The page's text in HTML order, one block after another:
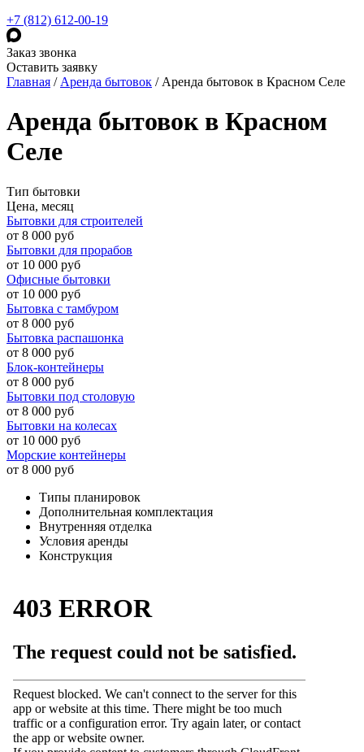
+7 (812) 612-00-19
Заказ звонка
Оставить заявку
Главная / Аренда бытовок / Аренда бытовок в Красном Селе
Аренда бытовок в Красном
Селе
Тип бытовки
Цена, месяц
Бытовки для строителей
от 8 000 руб
Бытовки для прорабов
от 10 000 руб
Офисные бытовки
от 10 000 руб
Бытовка с тамбуром
от 8 000 руб
Бытовка распашонка
от 8 000 руб
Блок-контейнеры
от 8 000 руб
Бытовки под столовую
от 8 000 руб
Бытовки на колесах
от 10 000 руб
Морские контейнеры
от 8 000 руб
Типы планировок
Дополнительная комплектация
Внутренняя отделка
Условия аренды
Конструкция